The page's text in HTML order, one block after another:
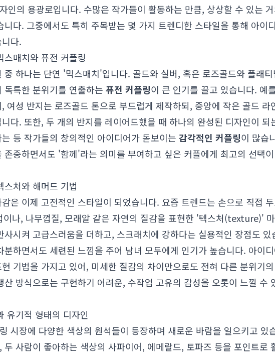
인의 용광로입니다. 수많은 작가들이 활동하는 만큼, 상상할 수 있는
다. 그중에서도 특히 주목받는 몇 가지 트렌디한 스타일을 통해 아이
다.
매치와 퓨전 커플링
중 하나는 단연 '믹스매치'입니다. 골드와 실버, 혹은 로즈골드와 플래
특한 분위기를 연출하는 퓨전 커플링이 큰 인기를 끌고 있습니다. 예
여성 반지는 로즈골드 톤으로 부드럽게 제작하되, 중앙에 작은 골드 라
다. 또한, 두 개의 반지를 레이어드했을 때 하나의 완성된 디자인이 되
등 작가들의 창의적인 아이디어가 돋보이는 감각적인 커플링이 많습
존중하면서도 '함께'라는 의미를 부여하고 싶은 커플에게 최고의 선택
처와 해머드 기법
은 이제 고전적인 스타일이 되었습니다. 요즘 트렌드는 손으로 직접
나, 나무껍질, 모래알 같은 자연의 질감을 표현한 '텍스처(texture)'
사시켜 고급스러움을 더하고, 스크래치에 강하다는 실용적인 장점도 있
하면서도 세련된 느낌을 주어 남녀 모두에게 인기가 높습니다. 아이
기법을 가지고 있어, 미세한 질감의 차이만으로도 전혀 다른 분위기
방식으로는 구현하기 어려운, 수작업 고유의 감성을 오롯이 느낄 수
유기적 형태의 디자인
시장에 다양한 색상의 원석들이 등장하며 새로운 바람을 일으키고 있
사람이 좋아하는 색상의 사파이어, 에메랄드, 토파즈 등을 포인트로